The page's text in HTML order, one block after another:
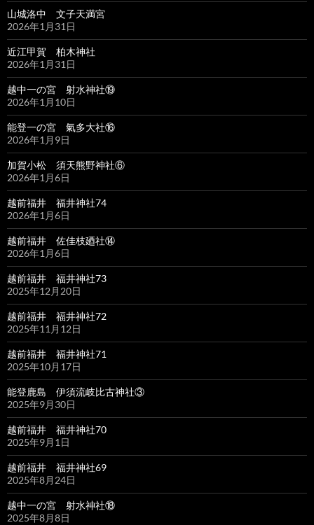
山城洛中 文子天満宮
2026年1月31日
近江甲賀 柏木神社
2026年1月31日
越中一の宮 射水神社⑲
2026年1月10日
能登一の宮 氣多大社⑯
2026年1月9日
加賀小松 須天熊野神社⑥
2026年1月6日
越前福井 福井神社74
2026年1月6日
越前福井 佐佳枝廼社⑭
2026年1月6日
越前福井 福井神社73
2025年12月20日
越前福井 福井神社72
2025年11月12日
越前福井 福井神社71
2025年10月17日
能登鹿島 伊須流岐比古神社③
2025年9月30日
越前福井 福井神社70
2025年9月1日
越前福井 福井神社69
2025年8月24日
越中一の宮 射水神社⑱
2025年8月8日